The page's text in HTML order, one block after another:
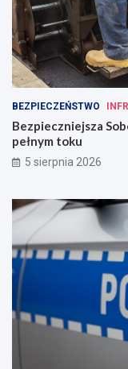
BEZPIECZEŃSTWO
Bezpieczniejsza
pełnym toku
5 sierpnia 2026